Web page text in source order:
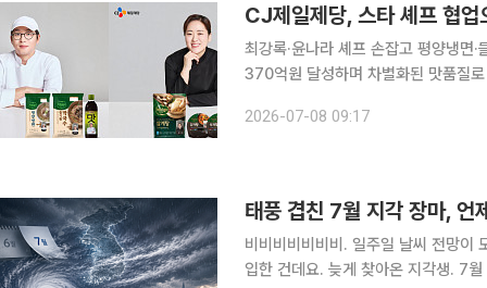
CJ제일제당, 스타 셰프 협업
최강록·윤나라 셰프 손잡고 평양냉면
370억원 달성하며 차별화된 맛품질로 메가 히트상품 육
사' 출연 셰프들의 메뉴와 조리 노하
2026-07-08 09:17
태풍 겹친 7월 지각 장마,
비비비비비비비. 일주일 날씨 전망이 모두 흐립니다. 생각보다 시원했던 6월을 지나 ‘그 구간’에 돌
입한 건데요. 늦게 찾아온 지각생. 7월 장마입니다. 기상청에 따르면 올